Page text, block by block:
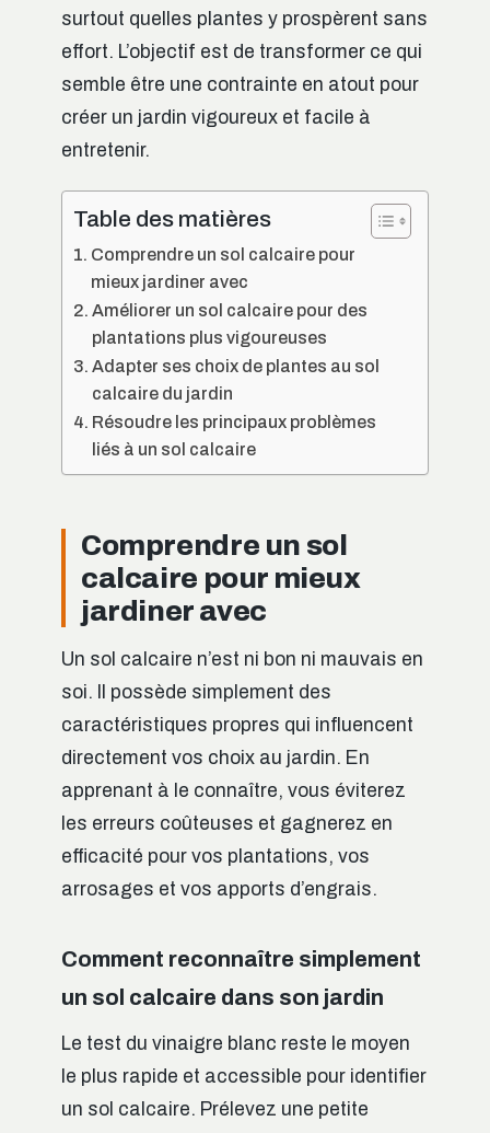
surtout quelles plantes y prospèrent sans
effort. L’objectif est de transformer ce qui
semble être une contrainte en atout pour
créer un jardin vigoureux et facile à
entretenir.
Table des matières
Comprendre un sol calcaire pour
mieux jardiner avec
Améliorer un sol calcaire pour des
plantations plus vigoureuses
Adapter ses choix de plantes au sol
calcaire du jardin
Résoudre les principaux problèmes
liés à un sol calcaire
Comprendre un sol
calcaire pour mieux
jardiner avec
Un sol calcaire n’est ni bon ni mauvais en
soi. Il possède simplement des
caractéristiques propres qui influencent
directement vos choix au jardin. En
apprenant à le connaître, vous éviterez
les erreurs coûteuses et gagnerez en
efficacité pour vos plantations, vos
arrosages et vos apports d’engrais.
Comment reconnaître simplement
un sol calcaire dans son jardin
Le test du vinaigre blanc reste le moyen
le plus rapide et accessible pour identifier
un sol calcaire. Prélevez une petite